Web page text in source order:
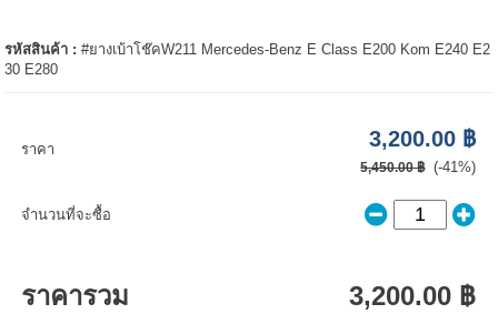
รหัสสินค้า :#ยางเบ้าโช๊คW211 Mercedes-Benz E Class E200 Kom E240 E2
30 E280
ราคา 3,200.00 ฿
5,450.00 ฿ (-41%)
จำนวนที่จะซื้อ
ราคารวม 3,200.00 ฿